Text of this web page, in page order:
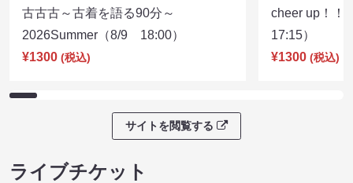
古古古～古着を語る90分～
2026Summer（8/9 18:00）
¥1300 (税込)
cheer up！
17:15）
¥1300 (税込)
サイトを閲覧する
ライブチケット